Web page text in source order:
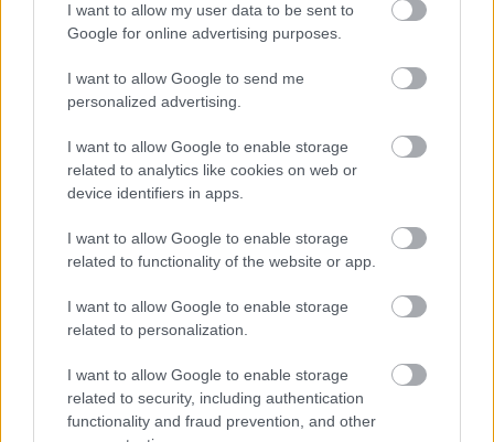
I want to allow my user data to be sent to
Google for online advertising purposes.
I want to allow Google to send me
personalized advertising.
I want to allow Google to enable storage
related to analytics like cookies on web or
device identifiers in apps.
I want to allow Google to enable storage
related to functionality of the website or app.
I want to allow Google to enable storage
related to personalization.
I want to allow Google to enable storage
related to security, including authentication
functionality and fraud prevention, and other
ΣΗΜΕΡΑ ΣΤΟ IATRONET.GR